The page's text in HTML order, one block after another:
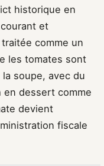
historique en
et
comme un
les tomates sont
soupe, avec du
en dessert comme
devient
fiscale